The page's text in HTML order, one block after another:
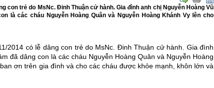
con trẻ do MsNc. Đinh Thuận cử hành. Gia đình anh chị Nguyễn Hoàng Vũ
là các cháu Nguyễn Hoàng Quân và Nguyễn Hoàng Khánh Vy lên cho
2014 có lễ dâng con trẻ do MsNc. Đinh Thuận cử hành. Gia đình
đã dâng con là các cháu Nguyễn Hoàng Quân và Nguyễn Hoàng
ơn trên gia đình và cho các cháu được khỏe mạnh, khôn lớn và